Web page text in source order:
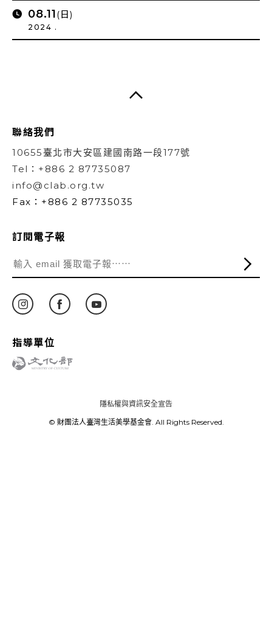
08.11(日)
2024 .
聯絡我們
10655臺北市大安區建國南路一段177號
Tel：+886 2 87735087
info@clab.org.tw
Fax：+886 2 87735035
訂閱電子報
指導單位
隱私權與資訊安全宣告
© 財團法人臺灣生活美學基金會. All Rights Reserved.